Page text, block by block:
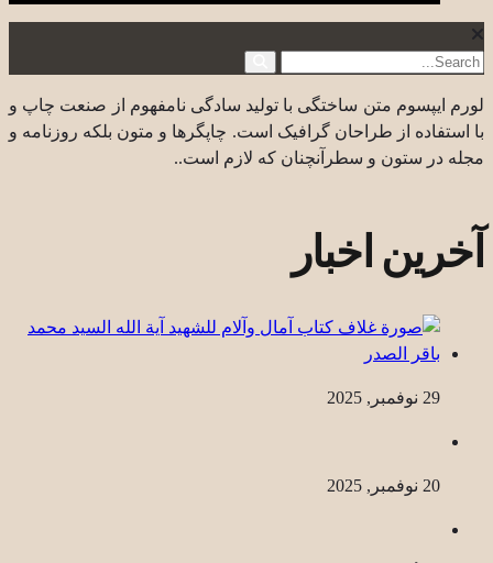
لورم ایپسوم متن ساختگی با تولید سادگی نامفهوم از صنعت چاپ و
با استفاده از طراحان گرافیک است. چاپگرها و متون بلکه روزنامه و
مجله در ستون و سطرآنچنان که لازم است..
آخرین اخبار
29 نوفمبر, 2025
20 نوفمبر, 2025